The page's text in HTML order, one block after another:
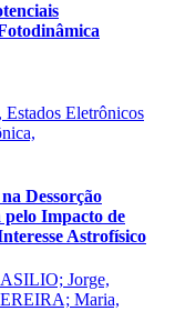
Estados Eletrônicos
Dessorção
pelo Impacto de
Astrofísico
Jorge,
Maria,